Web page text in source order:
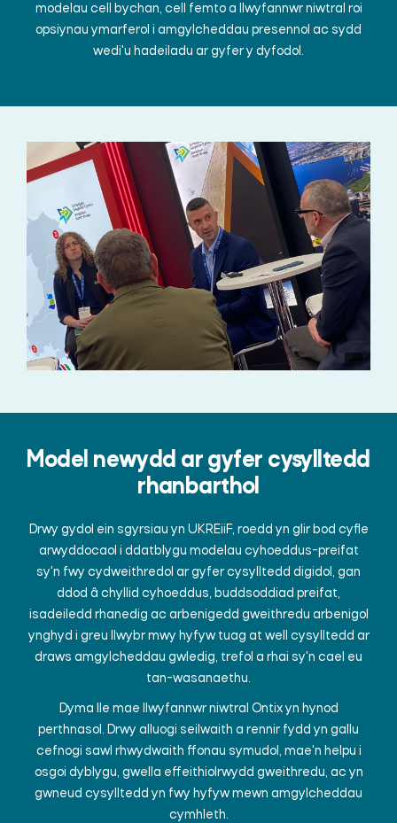
modelau cell bychan, cell femto a llwyfannwr niwtral roi
opsiynau ymarferol i amgylcheddau presennol ac sydd
wedi'u hadeiladu ar gyfer y dyfodol.
Model newydd ar gyfer cysylltedd
rhanbarthol
Drwy gydol ein sgyrsiau yn UKREiiF, roedd yn glir bod cyfle
arwyddocaol i ddatblygu modelau cyhoeddus-preifat
sy'n fwy cydweithredol ar gyfer cysylltedd digidol, gan
ddod â chyllid cyhoeddus, buddsoddiad preifat,
isadeiledd rhanedig ac arbenigedd gweithredu arbenigol
ynghyd i greu llwybr mwy hyfyw tuag at well cysylltedd ar
draws amgylcheddau gwledig, trefol a rhai sy'n cael eu
tan-wasanaethu.
Dyma lle mae llwyfannwr niwtral Ontix yn hynod
perthnasol. Drwy alluogi seilwaith a rennir fydd yn gallu
cefnogi sawl rhwydwaith ffonau symudol, mae'n helpu i
osgoi dyblygu, gwella effeithiolrwydd gweithredu, ac yn
gwneud cysylltedd yn fwy hyfyw mewn amgylcheddau
cymhleth.